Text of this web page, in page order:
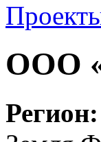
ООО
Регион: